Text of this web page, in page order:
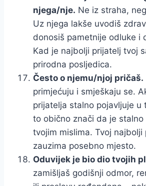
njega/nje. Ne iz straha,
Uz njega lakše uvodiš
donosiš pametnije odluke i
Kad je najbolji prijatelj tvoj
prirodna posljedica.
Često o njemu/njoj pričaš.
primjećuju i smješkaju se.
prijatelja stalno pojavljuje u
to obično znači da je stalno
tvojim mislima. Tvoj najbolji
zauzima posebno mjesto.
Oduvijek je bio dio tvojih
zamišljaš godišnji odmor,